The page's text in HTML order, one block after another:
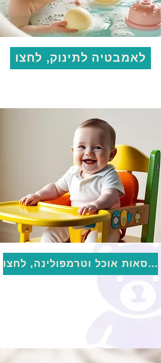
לאמבטיה לתינוק, לחצו
לכסאות אוכל וטרמפולינה, לחצו